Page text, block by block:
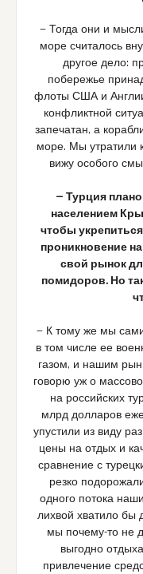
— Тогда они и
море считалось
другое дело:
побережье
флоты США и
конфликтной
запечатан, а
море. Мы утратили
вижу особого
— Турция
населением
чтобы
проникновение
свой рынок
помидоров. Но
— К тому же мы
в том числе ее
газом, и нашим
говорю уж о
на российских
млрд долларов
упустили из виду
цены на отдых и
сравнение с
резко
одного потока
лихвой хватило бы
мы почему-то не
выгодно
привлечение